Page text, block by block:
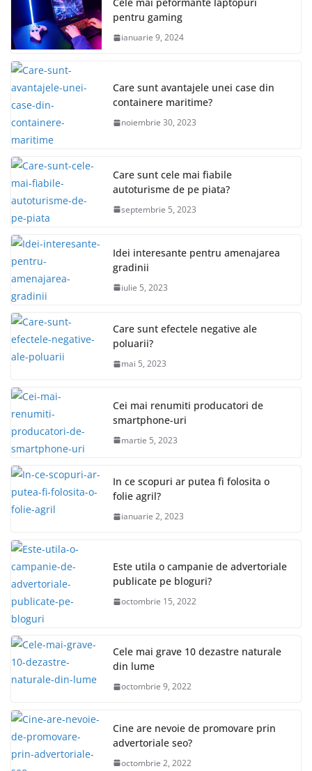
pentru gaming
ianuarie 9, 2024
Care sunt avantajele unei case din
containere maritime?
noiembrie 30, 2023
Care sunt cele mai fiabile
autoturisme de pe piata?
septembrie 5, 2023
Idei interesante pentru amenajarea
gradinii
iulie 5, 2023
Care sunt efectele negative ale
poluarii?
mai 5, 2023
Cei mai renumiti producatori de
smartphone-uri
martie 5, 2023
In ce scopuri ar putea fi folosita o
folie agril?
ianuarie 2, 2023
Este utila o campanie de advertoriale
publicate pe bloguri?
octombrie 15, 2022
Cele mai grave 10 dezastre naturale
din lume
octombrie 9, 2022
Cine are nevoie de promovare prin
advertoriale seo?
octombrie 2, 2022